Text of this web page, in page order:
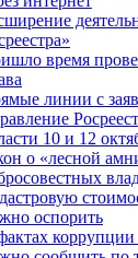
время
линии с
10 и 12
о «лесной
оспорить
коррупции